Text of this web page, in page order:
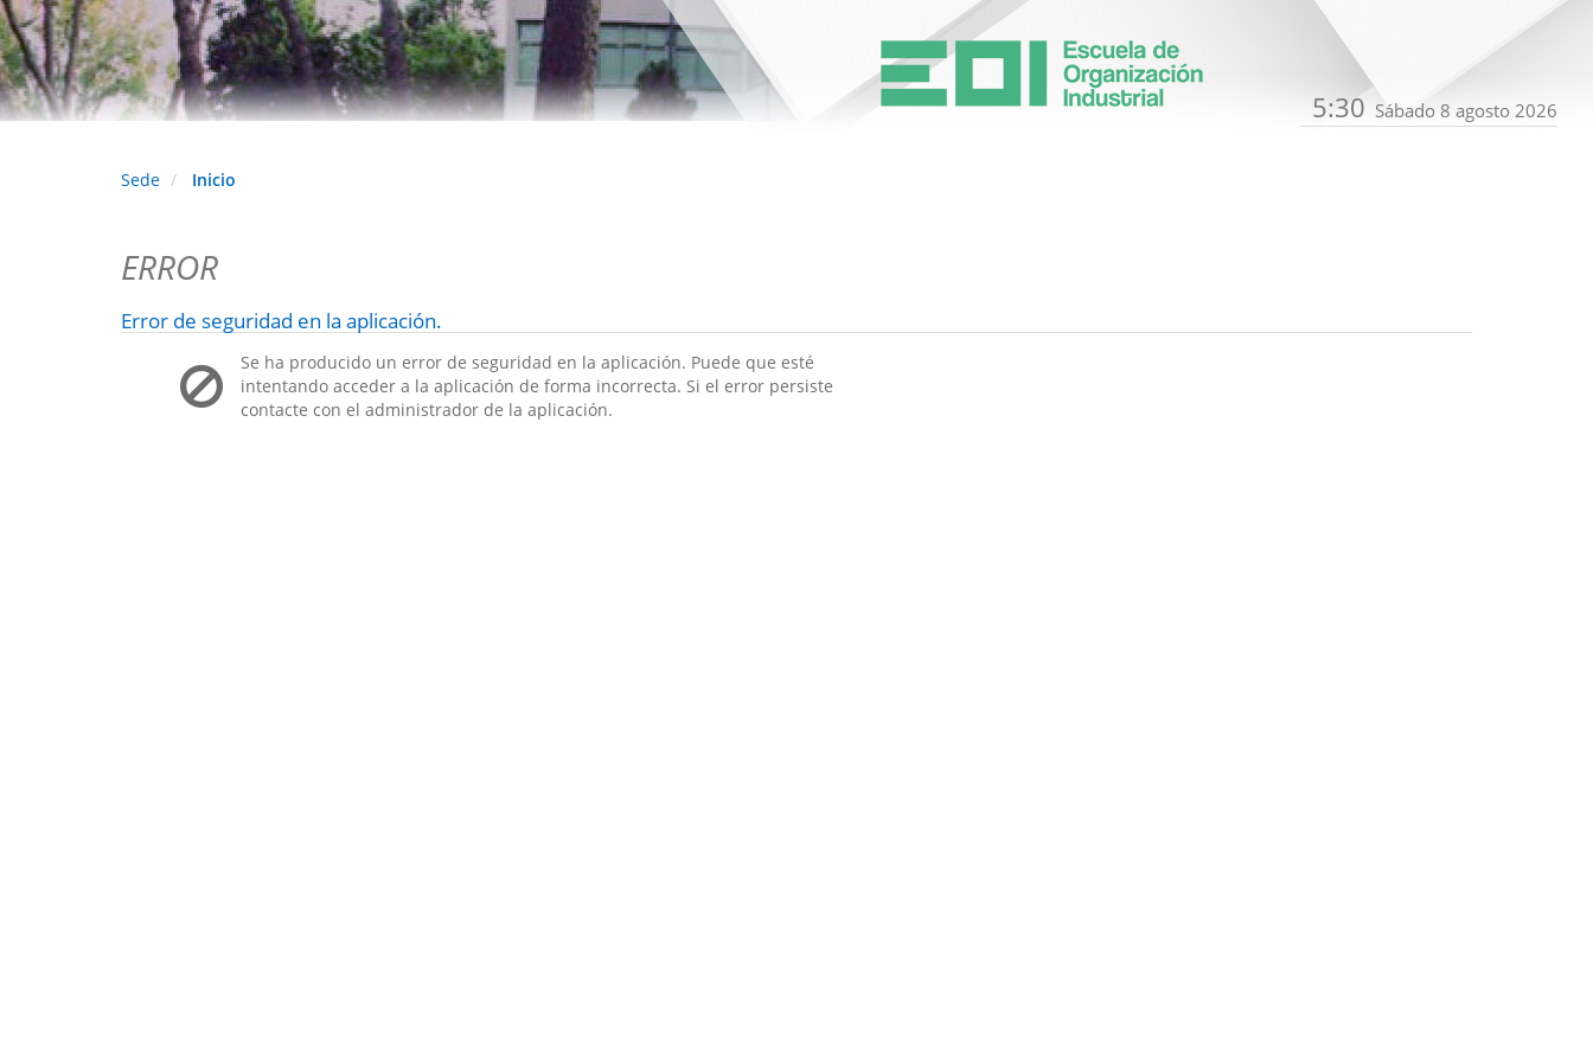
5:30 Sábado 8 agosto 2026
Sede Inicio
ERROR
Error de seguridad en la aplicación.
Se ha producido un error de seguridad en la aplicación. Puede que esté
intentando acceder a la aplicación de forma incorrecta. Si el error persiste
contacte con el administrador de la aplicación.